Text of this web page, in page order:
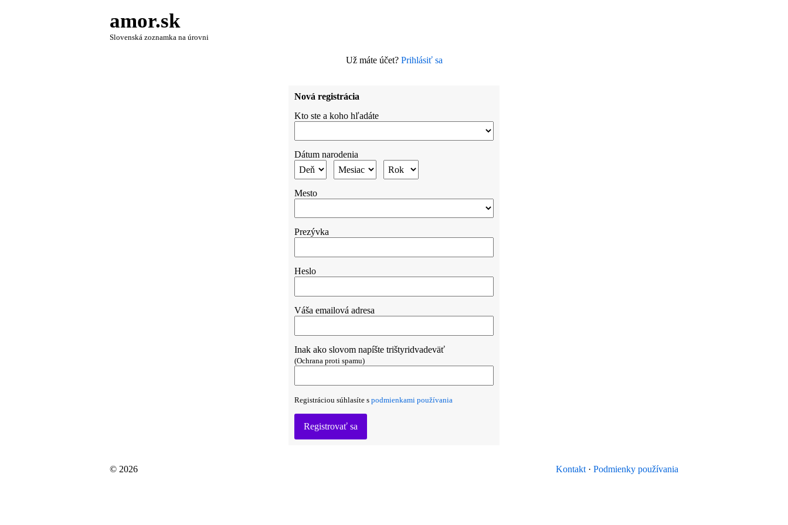
amor.sk
Slovenská zoznamka na úrovni
Už máte účet? Prihlásiť sa
Nová registrácia
Kto ste a koho hľadáte
Dátum narodenia
Mesto
Prezývka
Heslo
Váša emailová adresa
Inak ako slovom napíšte trištyridvadeväť
(Ochrana proti spamu)
Registráciou súhlasíte s podmienkami používania
Registrovať sa
© 2026 Kontakt · Podmienky používania